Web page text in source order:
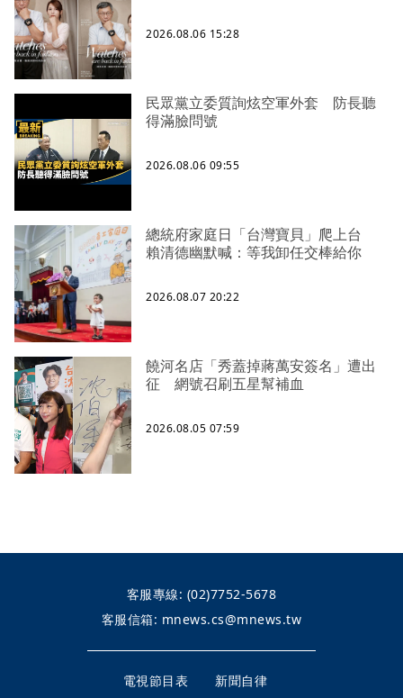
2026.08.06 15:28
民眾黨立委質詢炫空軍外套 防長聽
得滿臉問號
2026.08.06 09:55
總統府家庭日「台灣寶貝」爬上台
賴清德幽默喊：等我卸任交棒給你
2026.08.07 20:22
饒河名店「秀蓋掉蔣萬安簽名」遭出
征 網號召刷五星幫補血
2026.08.05 07:59
客服專線: (02)7752-5678
客服信箱: mnews.cs@mnews.tw
電視節目表
新聞自律